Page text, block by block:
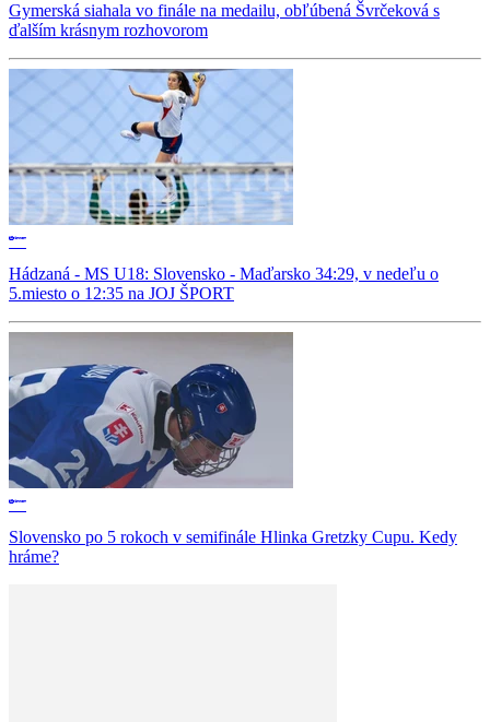
Gymerská siahala vo finále na medailu, obľúbená Švrčeková s
ďalším krásnym rozhovorom
Hádzaná - MS U18: Slovensko - Maďarsko 34:29, v nedeľu o
5.miesto o 12:35 na JOJ ŠPORT
Slovensko po 5 rokoch v semifinále Hlinka Gretzky Cupu. Kedy
hráme?